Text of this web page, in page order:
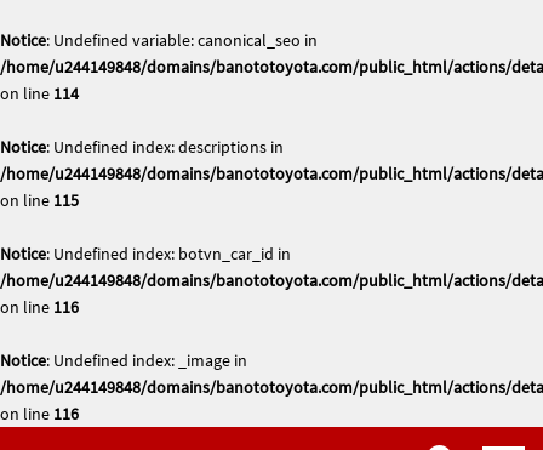
Notice: Undefined variable: canonical_seo in
/home/u244149848/domains/banototoyota.com/public_html/actions/
on line 114
Notice: Undefined index: descriptions in
/home/u244149848/domains/banototoyota.com/public_html/actions/
on line 115
Notice: Undefined index: botvn_car_id in
/home/u244149848/domains/banototoyota.com/public_html/actions/
on line 116
Notice: Undefined index: _image in
/home/u244149848/domains/banototoyota.com/public_html/actions/
on line 116